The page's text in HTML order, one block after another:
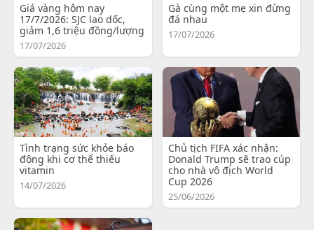
Giá vàng hôm nay
17/7/2026: SJC lao dốc,
giảm 1,6 triệu đồng/lượng
17/07/2026
Gà cùng một mẹ xin đừng
đá nhau
17/07/2026
Tình trạng sức khỏe báo
động khi cơ thể thiếu
vitamin
14/07/2026
Chủ tịch FIFA xác nhận:
Donald Trump sẽ trao cúp
cho nhà vô địch World
Cup 2026
25/06/2026